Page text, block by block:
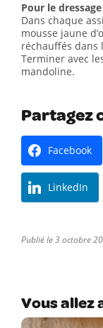
Pour le dressage
Dans chaque
mousse jaune
réchauffés dans
Terminer avec
mandoline.
Partagez
Facebook
LinkedIn
Publié le 3 octobre
Vous allez